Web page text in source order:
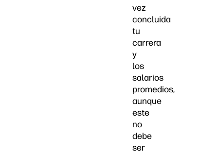
vez
concluida
tu
carrera
y
los
salarios
promedios,
aunque
este
no
debe
ser